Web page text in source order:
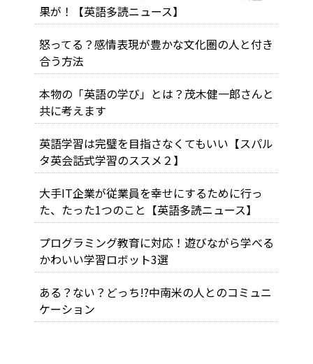
果が！【英語多読ニュース】
怒ってる？感情表現が豊かな文化圏の人と付き
合う方法
本物の「英語の学び」とは？茂木健一郎さんと
共に考えます
英語学習は完璧を目指さなくてもいい【スパル
タ英会話式学習のススメ２】
大手IT企業が従業員を幸せにするために行っ
た、たった1つのこと【英語多読ニュース】
プログラミング教育に対応！遊びながら学べる
かわいい学習ロボット3選
ある？ない？どっち!?中南米の人とのコミュニ
ケーション